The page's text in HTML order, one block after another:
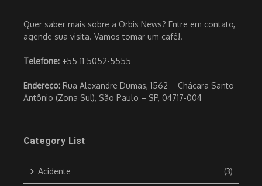
Quer saber mais sobre a Orbis News? Entre em contato,
agende sua visita. Vamos tomar um café!.
Telefone: +55 11 5052-5555
Endereço: Rua Alexandre Dumas, 1562 – Chácara Santo
Antônio (Zona Sul), São Paulo – SP, 04717-004
Category List
Acidente (3)